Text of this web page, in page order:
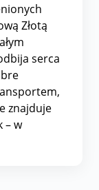
Złotą
serca
znajduje
– w